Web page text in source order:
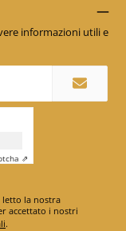
informazioni utili e
⇗
.